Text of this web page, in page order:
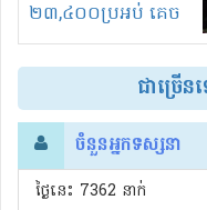
២៣,៤០០ប្រអប់ គេច
ពន្ធនិងអត់ច្បាប់នាំ
ចូល!?
ជាច្រើន
ចំនួនអ្នកទស្សនា
ថ្ងៃនេះ​ 7362 នាក់